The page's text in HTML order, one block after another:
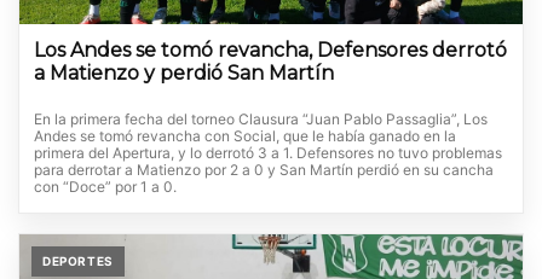
Los Andes se tomó revancha, Defensores derrotó
a Matienzo y perdió San Martín
En la primera fecha del torneo Clausura “Juan Pablo Passaglia”, Los
Andes se tomó revancha con Social, que le había ganado en la
primera del Apertura, y lo derrotó 3 a 1. Defensores no tuvo problemas
para derrotar a Matienzo por 2 a 0 y San Martín perdió en su cancha
con “Doce” por 1 a 0.
DEPORTES